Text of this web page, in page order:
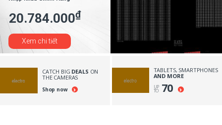
₫
CATCH BIG DEALS ON
THE CAMERAS
Shop now
TABLETS, SMARTPHONES
AND MORE
UP
TO 70